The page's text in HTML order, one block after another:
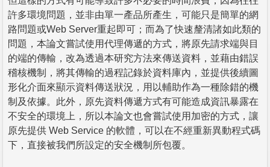
許多環境問題，並非由單一產品所產生，可能只是簡單的網
路問題或Web Server重起即可；而為了快速釐清諸如此類的
問題，本論文嘗試使用代理傳遞的方式，將原先請求端與目
的端的傳輸，改為透過本研究方法來傳送資料，並藉由錯誤
稽核機制，將其傳輸的過程記錄於資料庫內，並提供後續圖
形化介面來顯示資料傳送狀況，用以輔助作為一種除錯的機
制及依據。此外，原先資料傳遞方式有可能造成資訊暴露在
不安全的環境上，所以本論文也會嘗試使用加密的方式，讓
原先提供 Web Service 的軟體，可以在不經重新異動程式碼
下，直接被我們所設定的安全機制所包覆。